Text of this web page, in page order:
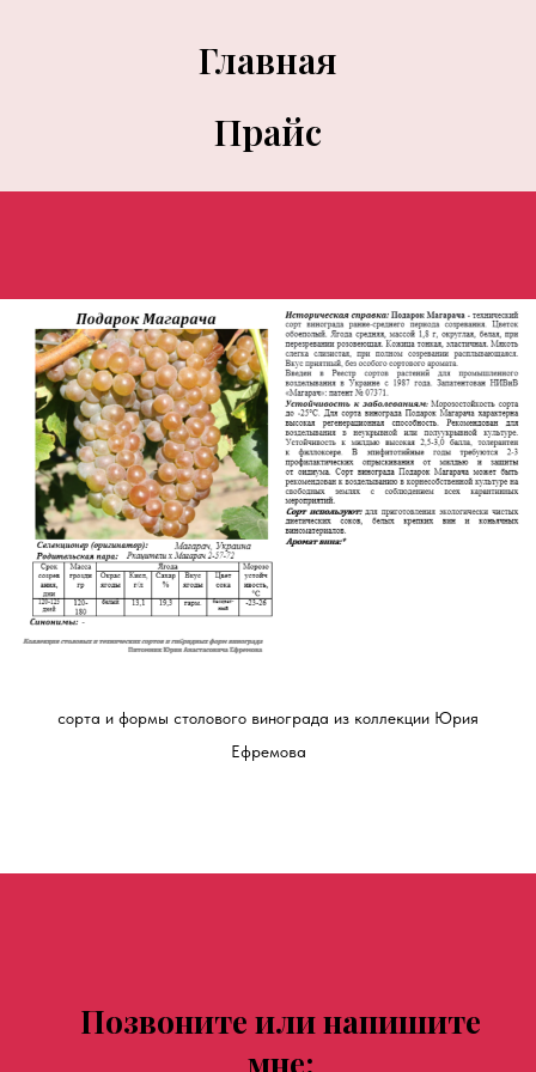
Главная
Прайс
сорта и формы столового винограда из коллекции Юрия
Ефремова
Позвоните или напишите
мне: